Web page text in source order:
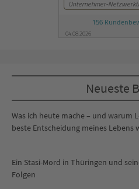
Neueste
Was ich heute mache – und warum
beste Entscheidung meines Lebens
Ein Stasi-Mord in Thüringen und
Folgen